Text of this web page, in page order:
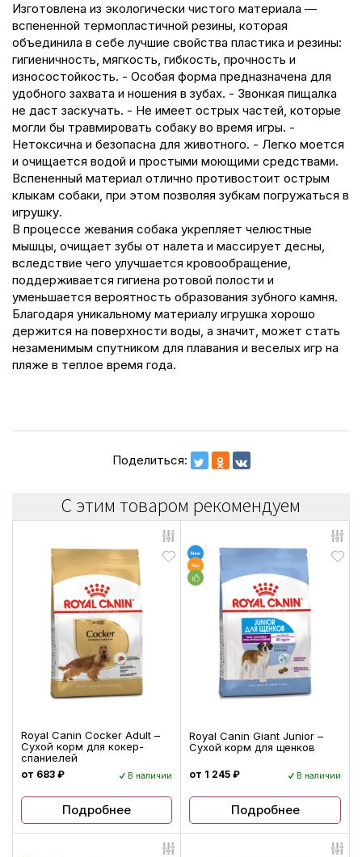
Изготовлена из экологически чистого материала —
вспененной термопластичной резины, которая
объединила в себе лучшие свойства пластика и резины:
гигиеничность, мягкость, гибкость, прочность и
износостойкость. - Особая форма предназначена для
удобного захвата и ношения в зубах. - Звонкая пищалка
не даст заскучать. - Не имеет острых частей, которые
могли бы травмировать собаку во время игры. -
Нетоксична и безопасна для животного. - Легко моется
и очищается водой и простыми моющими средствами.
Вспененный материал отлично противостоит острым
клыкам собаки, при этом позволяя зубкам погружаться в
игрушку.
В процессе жевания собака укрепляет челюстные
мышцы, очищает зубы от налета и массирует десны,
вследствие чего улучшается кровообращение,
поддерживается гигиена ротовой полости и
уменьшается вероятность образования зубного камня.
Благодаря уникальному материалу игрушка хорошо
держится на поверхности воды, а значит, может стать
незаменимым спутником для плавания и веселых игр на
пляже в теплое время года.
Поделиться:
С этим товаром рекомендуем
Royal Canin Cocker Adult –
Сухой корм для кокер-
спаниелей
от 683 ₽ В наличии
Подробнее
Royal Canin Giant Junior –
Сухой корм для щенков
от 1 245 ₽ В наличии
Подробнее